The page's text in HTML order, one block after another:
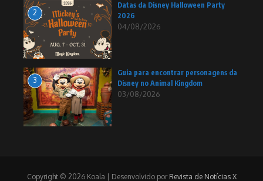
2
Datas da Disney Halloween Party
2026
04/08/2026
3
Guia para encontrar personagens da
Disney no Animal Kingdom
03/08/2026
Copyright © 2026 Koala | Desenvolvido por Revista de Notícias X